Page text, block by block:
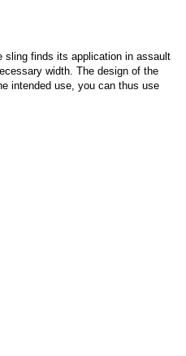
sling finds its application in assault
width. The design of the
intended use, you can thus use